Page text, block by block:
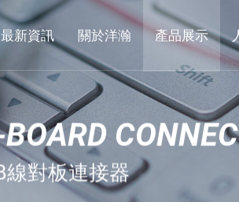
最新資訊 關於洋瀚 產品展示
線對板連接器